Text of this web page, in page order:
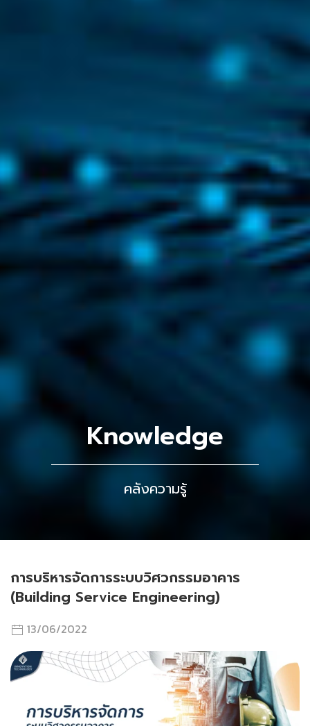
Knowledge
คลังความรู้
การบริหารจัดการระบบวิศวกรรมอาคาร
(Building Service Engineering)
13/06/2022